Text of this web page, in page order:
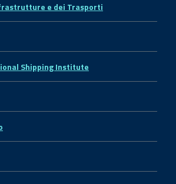
e dei Trasporti
Shipping Institute